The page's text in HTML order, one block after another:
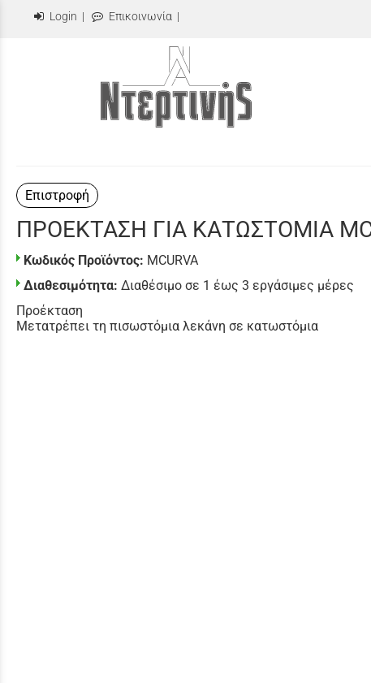
Login | Επικοινωνία |
Επιστροφή
ΠΡΟΕΚΤΑΣΗ ΓΙΑ ΚΑΤΩΣΤΟΜΙΑ
Κωδικός Προϊόντος: MCURVA
Διαθεσιμότητα: Διαθέσιμο σε 1 έως 3 εργάσιμες μέρες
Προέκταση
Μετατρέπει τη πισωστόμια λεκάνη σε κατωστόμια